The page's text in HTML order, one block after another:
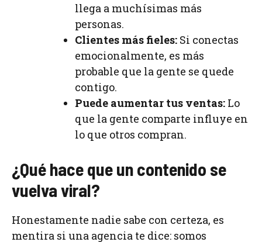
llega a muchísimas más
personas.
Clientes más fieles: Si conectas
emocionalmente, es más
probable que la gente se quede
contigo.
Puede aumentar tus ventas: Lo
que la gente comparte influye en
lo que otros compran.
¿Qué hace que un contenido se
vuelva viral?
Honestamente nadie sabe con certeza, es
mentira si una agencia te dice: somos